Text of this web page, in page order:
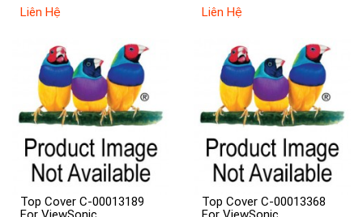
Liên Hệ
Liên Hệ
Top Cover C-00013189
Top Cover C-00013368